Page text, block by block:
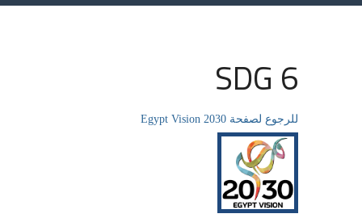
SDG 6
للرجوع لصفحة Egypt Vision 2030